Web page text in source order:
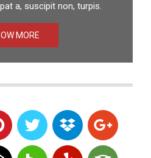
a, suscipit non, turpis.
MORE